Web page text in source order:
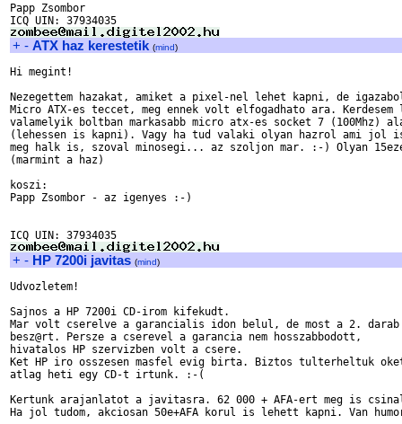
Papp Zsombor
+ - ATX haz kerestetik (mind)
Hi megint!
Nezegettem hazakat, amiket a pixel-nel lehet kapni, de
Micro ATX-es teccet, meg ennek volt elfogadhato ara.
valamelyik boltban markasabb micro atx-es socket 7 (100Mhz)
(lehessen is kapni). Vagy ha tud valaki olyan hazrol ami jol
meg halk is, szoval minosegi... az szoljon mar. :-) Olyan
(marmint a haz)
koszi:
Papp Zsombor - az igenyes :-)
+ - HP 7200i javitas (mind)
Udvozletem!
Sajnos a HP 7200i CD-irom kifekudt.
Mar volt cserelve a garancialis idon belul, de most a 2.
besz@rt. Persze a cserevel a garancia nem hosszabbodott,
hivatalos HP szervizben volt a csere.
Ket HP iro osszesen masfel evig birta. Biztos tulterheltuk
atlag heti egy CD-t irtunk. :-(
Kertunk arajanlatot a javitasra. 62 000 + AFA-ert meg is
Ha jol tudom, akciosan 50e+AFA korul is lehett kapni. Van